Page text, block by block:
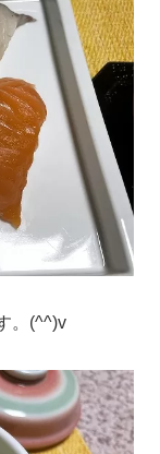
。(^^)v